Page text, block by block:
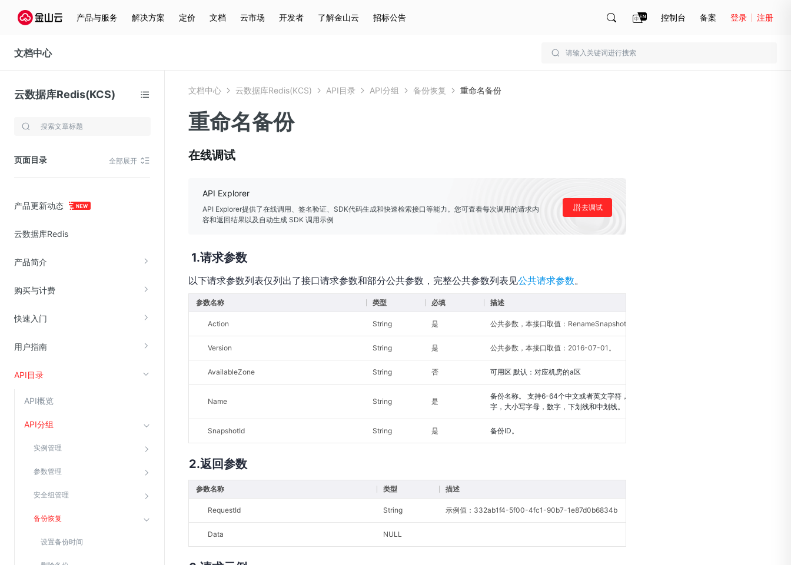
产品与服务 解决方案 定价 文档 云市场 开发者 了解金山云 招标公告 控制台 备案 登录 注册
文档中心
云数据库Redis(KCS)
页面目录 全部展开
产品更新动态
云数据库Redis
产品简介
购买与计费
快速入门
用户指南
API目录
API概览
API分组
实例管理
参数管理
安全组管理
备份恢复
设置备份时间
存储与云分发
云硬盘(EBS)
在线迁移服务
视频云服务
云直播(KLS)
边缘节点计算
金山云云防火墙
大模型应用防火墙
DDoS原生高防
主机安全
文档中心 云数据库Redis(KCS) API目录 API分组 备份恢复 重命名备份
重命名备份
在线调试
API Explorer
API Explorer提供了在线调用、签名验证、SDK代码生成和快速检索接口等能力。您可査看每次调用的请求内
容和返回结果以及自动生成 SDK 调用示例
去调试
请求参数
以下请求参数列表仅列出了接口请求参数和部分公共参数，完整公共参数列表见公共请求参数。
参数名称 类型 必填 描述
Action String 是 公共参数，本接口取值：RenameSnapshot。
Version String 是 公共参数，本接口取值：2016-07-01。
AvailableZone String 否 可用区 默认：对应机房的a区
Name String 是
备份名称。 支持6-64个中文或者英文字符，包括汉
字，大小写字母，数字，下划线和中划线。
SnapshotId String 是 备份ID。
返回参数
参数名称 类型 描述
RequestId String 示例值：332ab1f4-5f00-4fc1-90b7-1e87d0b6834b
Data NULL